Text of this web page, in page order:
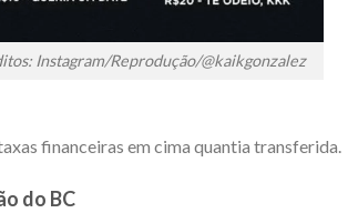
Instagram/Reprodução/@kaikgonzalez
financeiras em cima quantia transferida.
do BC